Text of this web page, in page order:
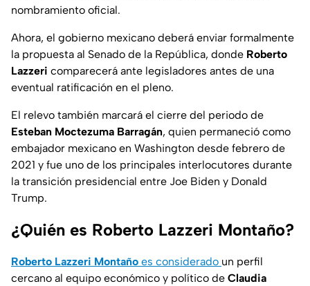
nombramiento oficial.
Ahora, el gobierno mexicano deberá enviar formalmente
la propuesta al Senado de la República, donde Roberto
Lazzeri comparecerá ante legisladores antes de una
eventual ratificación en el pleno.
El relevo también marcará el cierre del periodo de
Esteban Moctezuma Barragán, quien permaneció como
embajador mexicano en Washington desde febrero de
2021 y fue uno de los principales interlocutores durante
la transición presidencial entre Joe Biden y Donald
Trump.
¿Quién es Roberto Lazzeri Montaño?
Roberto Lazzeri Montaño es considerado un perfil
cercano al equipo económico y político de Claudia